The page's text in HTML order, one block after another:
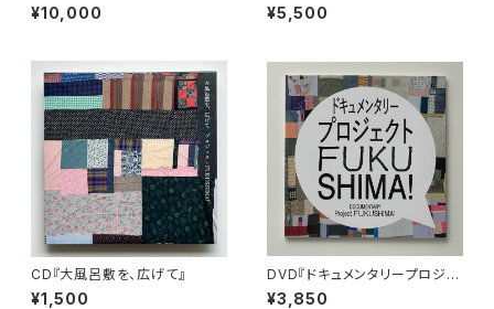
USHIMA!2026納涼！盆踊り
¥10,000
MA O-FUROSHIKI』
¥5,500
CD『大風呂敷を、広げて』
¥1,500
DVD『ドキュメンタリープロジェ
クトFUKUSHIMA!』
¥3,850